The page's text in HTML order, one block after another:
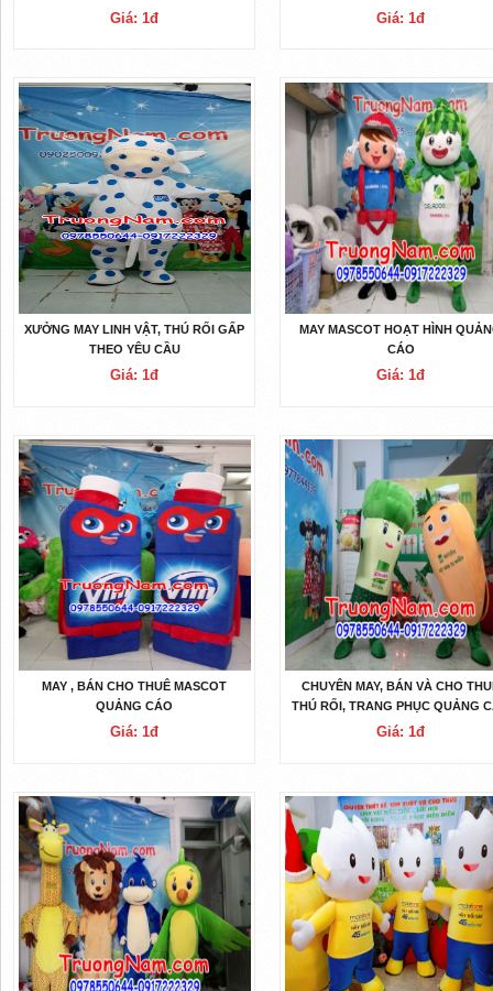
Giá: 1đ Giá: 1đ
XƯỞNG MAY LINH VẬT, THÚ RỐI GẤP
THEO YÊU CẦU
Giá: 1đ
MAY MASCOT HOẠT HÌNH
CÁO
Giá: 1đ
MAY , BÁN CHO THUÊ MASCOT
QUẢNG CÁO
Giá: 1đ
CHUYÊN MAY, BÁN VÀ CHO
THÚ RỐI, TRANG PHỤC QUẢNG
Giá: 1đ